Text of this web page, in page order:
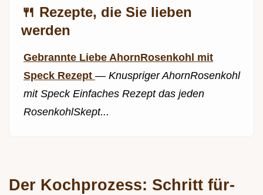
🍴 Rezepte, die Sie lieben
werden
Gebrannte Liebe AhornRosenkohl mit
Speck Rezept — Knuspriger AhornRosenkohl
mit Speck Einfaches Rezept das jeden
RosenkohlSkept...
Der Kochprozess: Schritt für-